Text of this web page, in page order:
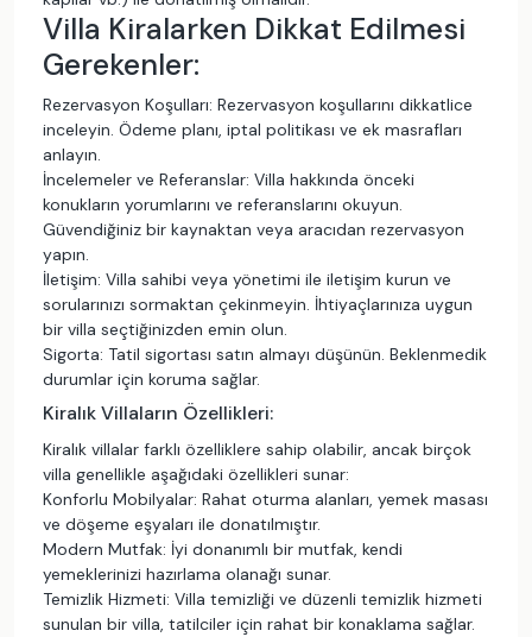
Villa Kiralarken Dikkat Edilmesi
Gerekenler:
Rezervasyon Koşulları: Rezervasyon koşullarını dikkatlice
inceleyin. Ödeme planı, iptal politikası ve ek masrafları
anlayın.
İncelemeler ve Referanslar: Villa hakkında önceki
konukların yorumlarını ve referanslarını okuyun.
Güvendiğiniz bir kaynaktan veya aracıdan rezervasyon
yapın.
İletişim: Villa sahibi veya yönetimi ile iletişim kurun ve
sorularınızı sormaktan çekinmeyin. İhtiyaçlarınıza uygun
bir villa seçtiğinizden emin olun.
Sigorta: Tatil sigortası satın almayı düşünün. Beklenmedik
durumlar için koruma sağlar.
Kiralık Villaların Özellikleri:
Kiralık villalar farklı özelliklere sahip olabilir, ancak birçok
villa genellikle aşağıdaki özellikleri sunar:
Konforlu Mobilyalar: Rahat oturma alanları, yemek masası
ve döşeme eşyaları ile donatılmıştır.
Modern Mutfak: İyi donanımlı bir mutfak, kendi
yemeklerinizi hazırlama olanağı sunar.
Temizlik Hizmeti: Villa temizliği ve düzenli temizlik hizmeti
sunulan bir villa, tatilciler için rahat bir konaklama sağlar.